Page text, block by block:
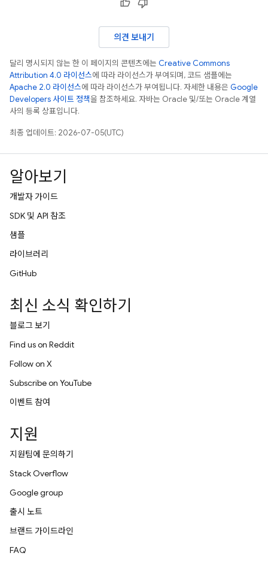
의견 보내기
달리 명시되지 않는 한 이 페이지의 콘텐츠에는 Creative Commons
Attribution 4.0 라이선스에 따라 라이선스가 부여되며, 코드 샘플에는
Apache 2.0 라이선스에 따라 라이선스가 부여됩니다. 자세한 내용은 Google
Developers 사이트 정책을 참조하세요. 자바는 Oracle 및/또는 Oracle 계열
사의 등록 상표입니다.
최종 업데이트: 2026-07-05(UTC)
알아보기
개발자 가이드
SDK 및 API 참조
샘플
라이브러리
GitHub
최신 소식 확인하기
블로그 보기
Find us on Reddit
Follow on X
Subscribe on YouTube
이벤트 참여
지원
지원팀에 문의하기
Stack Overflow
Google group
출시 노트
브랜드 가이드라인
FAQ